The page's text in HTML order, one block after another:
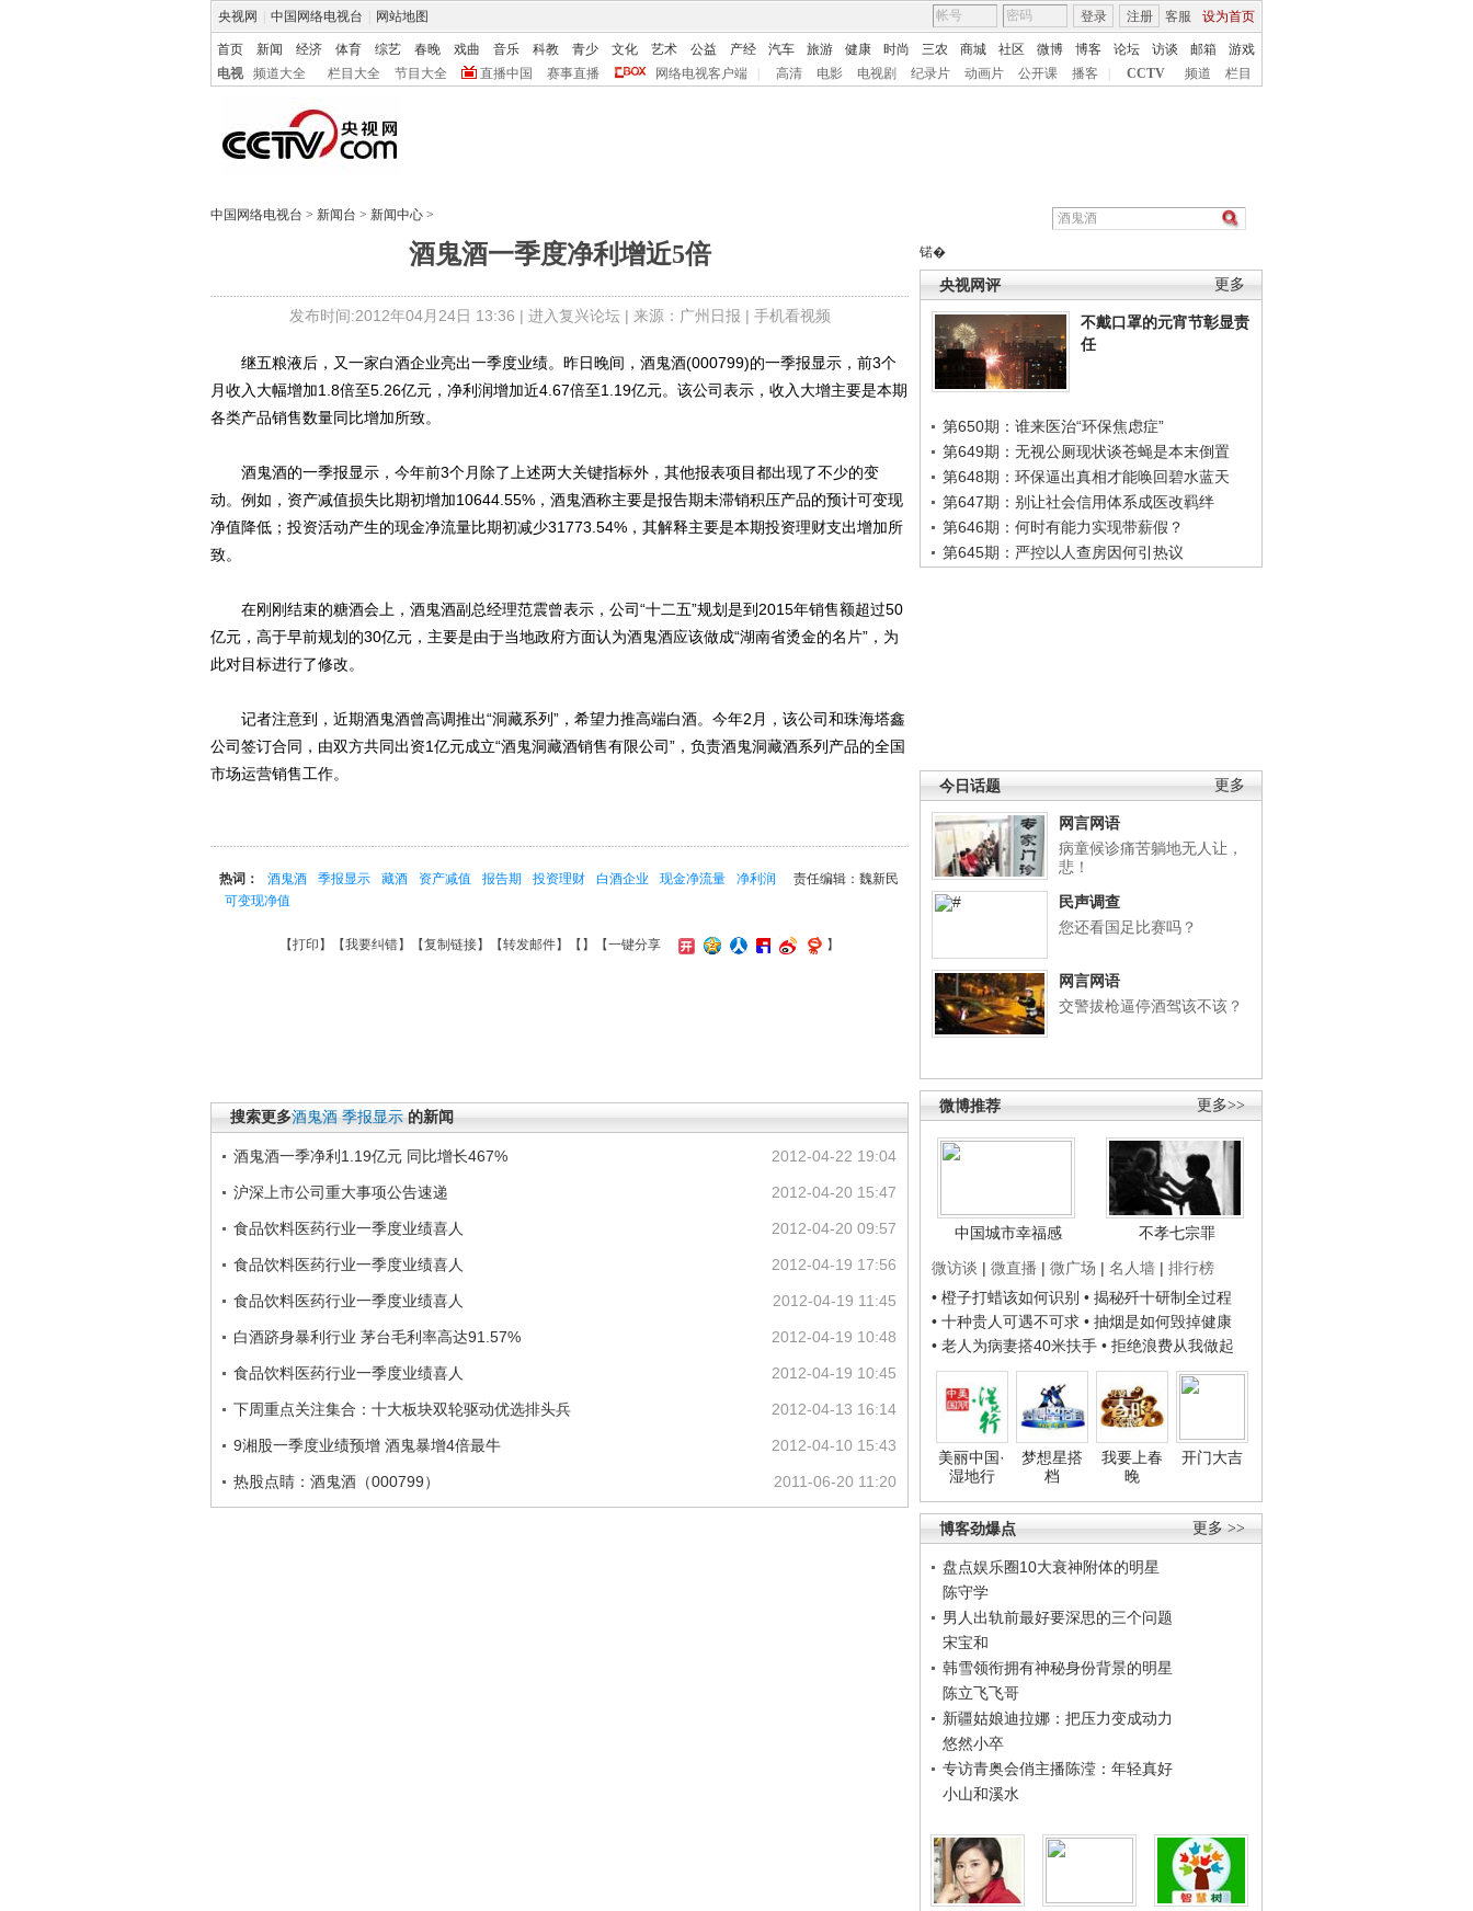
央视网 中国网络电视台 网站地图 客服 设为首页
登录 注册
首页 新闻 经济 体育 综艺 春晚 戏曲 音乐 科教 青少 文化 艺术 公益 产经 汽车 旅游 健康 时尚 三农 商城 社区 微博 博客 论坛 访谈 邮箱
游戏
电视
频道大全 栏目大全 节目大全 直播中国 赛事直播 网络电视客户端 高清 电影 电视剧 纪录片 动画片 公开课 播客 CCTV 频道 栏目
中国网络电视台 > 新闻台 > 新闻中心 >
酒鬼酒一季度净利增近5倍
发布时间:2012年04月24日 13:36 | 进入复兴论坛| 来源：广州日报 | 手机看视频
锘�
更多
央视网评
不戴口罩的元宵节彰显责
任
第650期：谁来医治“环保焦虑症”
第649期：无视公厕现状谈苍蝇是本末倒置
第648期：环保逼出真相才能唤回碧水蓝天
第647期：别让社会信用体系成医改羁绊
第646期：何时有能力实现带薪假？
第645期：严控以人查房因何引热议
更多
今日话题
网言网语
病童候诊痛苦躺地无人让，
悲！
民声调查
您还看国足比赛吗？
网言网语
交警拔枪逼停酒驾该不该？
更多>>
微博推荐
中国城市幸福感
不孝七宗罪
微访谈 | 微直播 | 微广场 | 名人墙 | 排行榜
• 橙子打蜡该如何识别 • 揭秘歼十研制全过程
• 十种贵人可遇不可求 • 抽烟是如何毁掉健康
• 老人为病妻搭40米扶手 • 拒绝浪费从我做起
美丽中国·
湿地行
梦想星搭
档
我要上春
晚
开门大吉
更多 >>
博客劲爆点
盘点娱乐圈10大衰神附体的明星
陈守学
男人出轨前最好要深思的三个问题
宋宝和
韩雪领衔拥有神秘身份背景的明星
陈立飞飞哥
新疆姑娘迪拉娜：把压力变成动力
悠然小卒
专访青奥会俏主播陈滢：年轻真好
小山和溪水
继五粮液后，又一家白酒企业亮出一季度业绩。昨日晚间，酒鬼酒(000799)的一季报显示，前3个
月收入大幅增加1.8倍至5.26亿元，净利润增加近4.67倍至1.19亿元。该公司表示，收入大增主要是本期
各类产品销售数量同比增加所致。
酒鬼酒的一季报显示，今年前3个月除了上述两大关键指标外，其他报表项目都出现了不少的变
动。例如，资产减值损失比期初增加10644.55%，酒鬼酒称主要是报告期未滞销积压产品的预计可变现
净值降低；投资活动产生的现金净流量比期初减少31773.54%，其解释主要是本期投资理财支出增加所
致。
在刚刚结束的糖酒会上，酒鬼酒副总经理范震曾表示，公司“十二五”规划是到2015年销售额超过50
亿元，高于早前规划的30亿元，主要是由于当地政府方面认为酒鬼酒应该做成“湖南省烫金的名片”，为
此对目标进行了修改。
记者注意到，近期酒鬼酒曾高调推出“洞藏系列”，希望力推高端白酒。今年2月，该公司和珠海塔鑫
公司签订合同，由双方共同出资1亿元成立“酒鬼洞藏酒销售有限公司”，负责酒鬼洞藏酒系列产品的全国
市场运营销售工作。
责任编辑：魏新民
热词： 酒鬼酒 季报显示 藏酒 资产减值 报告期 投资理财 白酒企业 现金净流量
净利润
可变现净值
【打印 】【我要纠错】【复制链接】【转发邮件】【 】 【一键分享 】
搜索更多酒鬼酒 季报显示 的新闻
2012-04-22 19:04
酒鬼酒一季净利1.19亿元 同比增长467%
2012-04-20 15:47
沪深上市公司重大事项公告速递
2012-04-20 09:57
食品饮料医药行业一季度业绩喜人
2012-04-19 17:56
食品饮料医药行业一季度业绩喜人
2012-04-19 11:45
食品饮料医药行业一季度业绩喜人
2012-04-19 10:48
白酒跻身暴利行业 茅台毛利率高达91.57%
2012-04-19 10:45
食品饮料医药行业一季度业绩喜人
2012-04-13 16:14
下周重点关注集合：十大板块双轮驱动优选排头兵
2012-04-10 15:43
9湘股一季度业绩预增 酒鬼暴增4倍最牛
2011-06-20 11:20
热股点睛：酒鬼酒（000799）